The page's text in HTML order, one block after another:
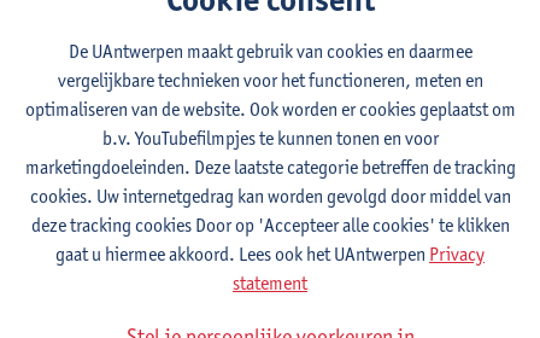
Domein 3. Bedrijfseconomie
Accountancy
1E/2E SEM
6studiepunten
Lesgever(s):
Tom Van Caneghem Christine Lippens
Domein 6. Kwantitatieve methoden
Beschrijvende statistiek en kansrekenen
2E SEM
3studiepunten
Stephan Van der Veeken
De UAntwerpen maakt gebruik van cookies en daarmee
vergelijkbare technieken voor het functioneren, meten en
optimaliseren van de website. Ook worden er cookies geplaatst om
b.v. YouTubefilmpjes te kunnen tonen en voor
marketingdoeleinden. Deze laatste categorie betreffen de tracking
cookies. Uw internetgedrag kan worden gevolgd door middel van
deze tracking cookies Door op 'Accepteer alle cookies' te klikken
gaat u hiermee akkoord. Lees ook het UAntwerpen Privacy
statement